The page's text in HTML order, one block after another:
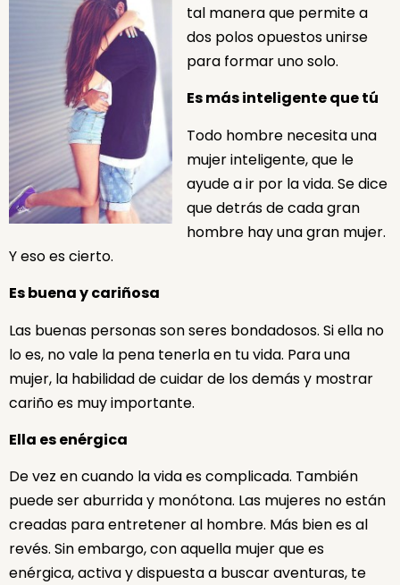
tal manera que permite a
dos polos opuestos unirse
para formar uno solo.
Es más inteligente que tú
Todo hombre necesita una
mujer inteligente, que le
ayude a ir por la vida. Se dice
que detrás de cada gran
hombre hay una gran mujer.
Y eso es cierto.
Es buena y cariñosa
Las buenas personas son seres bondadosos. Si ella no
lo es, no vale la pena tenerla en tu vida. Para una
mujer, la habilidad de cuidar de los demás y mostrar
cariño es muy importante.
Ella es enérgica
De vez en cuando la vida es complicada. También
puede ser aburrida y monótona. Las mujeres no están
creadas para entretener al hombre. Más bien es al
revés. Sin embargo, con aquella mujer que es
enérgica, activa y dispuesta a buscar aventuras, te